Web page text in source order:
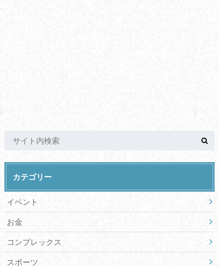
カテゴリー
イベント
お金
コンプレックス
スポーツ